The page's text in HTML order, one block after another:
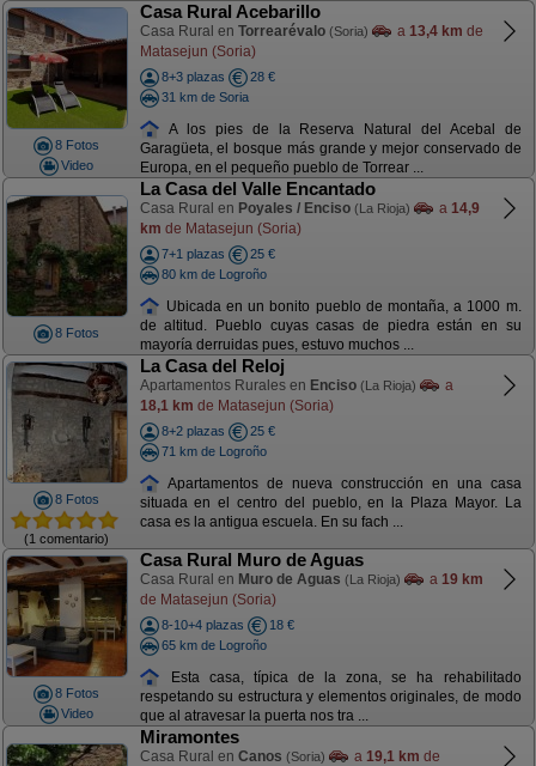
8 Fotos
Video
Casa Rural Acebarillo
Casa Rural en Torrearévalo (Soria) a 13,4 km de
Matasejun (Soria)
8+3 plazas
28 €
31 km de Soria
A los pies de la Reserva Natural del Acebal de
Garagüeta, el bosque más grande y mejor conservado de
Europa, en el pequeño pueblo de Torrear ...
8 Fotos
La Casa del Valle Encantado
Casa Rural en Poyales / Enciso (La Rioja) a 14,9
km de Matasejun (Soria)
7+1 plazas
25 €
80 km de Logroño
Ubicada en un bonito pueblo de montaña, a 1000 m.
de altitud. Pueblo cuyas casas de piedra están en su
mayoría derruidas pues, estuvo muchos ...
8 Fotos
(1 comentario)
La Casa del Reloj
Apartamentos Rurales en Enciso (La Rioja)
a
18,1 km de Matasejun (Soria)
8+2 plazas
25 €
71 km de Logroño
Apartamentos de nueva construcción en una casa
situada en el centro del pueblo, en la Plaza Mayor. La
casa es la antigua escuela. En su fach ...
8 Fotos
Video
Casa Rural Muro de Aguas
Casa Rural en Muro de Aguas (La Rioja) a 19 km
de Matasejun (Soria)
8-10+4 plazas
18 €
65 km de Logroño
Esta casa, típica de la zona, se ha rehabilitado
respetando su estructura y elementos originales, de modo
que al atravesar la puerta nos tra ...
Miramontes
Casa Rural en Canos (Soria) a 19,1 km de